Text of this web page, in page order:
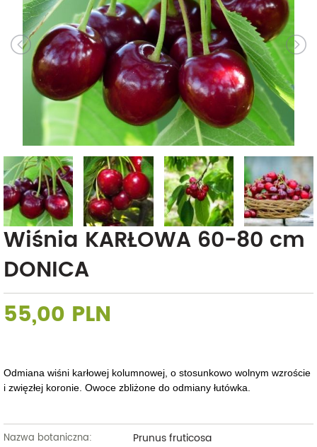
Wiśnia KARŁOWA 60-80 cm
DONICA
55,00 PLN
Odmiana wiśni karłowej kolumnowej, o stosunkowo wolnym wzroście
i zwięzłej koronie. Owoce zbliżone do odmiany łutówka.
Nazwa botaniczna: Prunus fruticosa